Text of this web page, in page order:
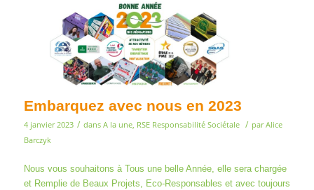
Embarquez avec nous en 2023
4 janvier 2023 / dans A la une, RSE Responsabilité Sociétale / parAlice
Barczyk
Nous vous souhaitons à Tous une belle Année, elle sera chargée
et Remplie de Beaux Projets, Eco-Responsables et avec toujours